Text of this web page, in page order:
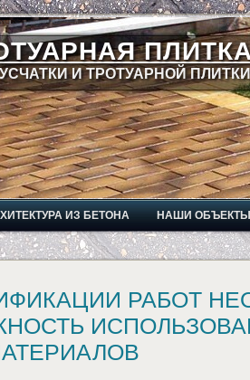
И ТРОТУАРНОЙ ПЛИТКИ
ИЗ БЕТОНА НАШИ ОБЪЕКТЫ
РАБОТ